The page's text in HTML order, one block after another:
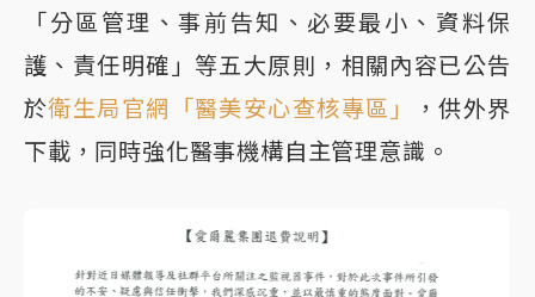
「分區管理、事前告知、必要最小、資料保
護、責任明確」等五大原則，相關內容已公告
於衛生局官網「醫美安心查核專區」
，供外界
下載，同時強化醫事機構自主管理意識。